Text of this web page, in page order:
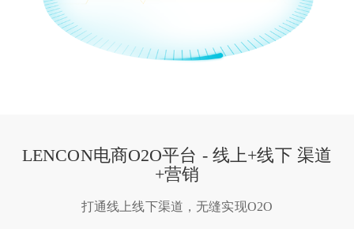
LENCON电商O2O平台 - 线上+线下 渠道
+营销
打通线上线下渠道，无缝实现O2O